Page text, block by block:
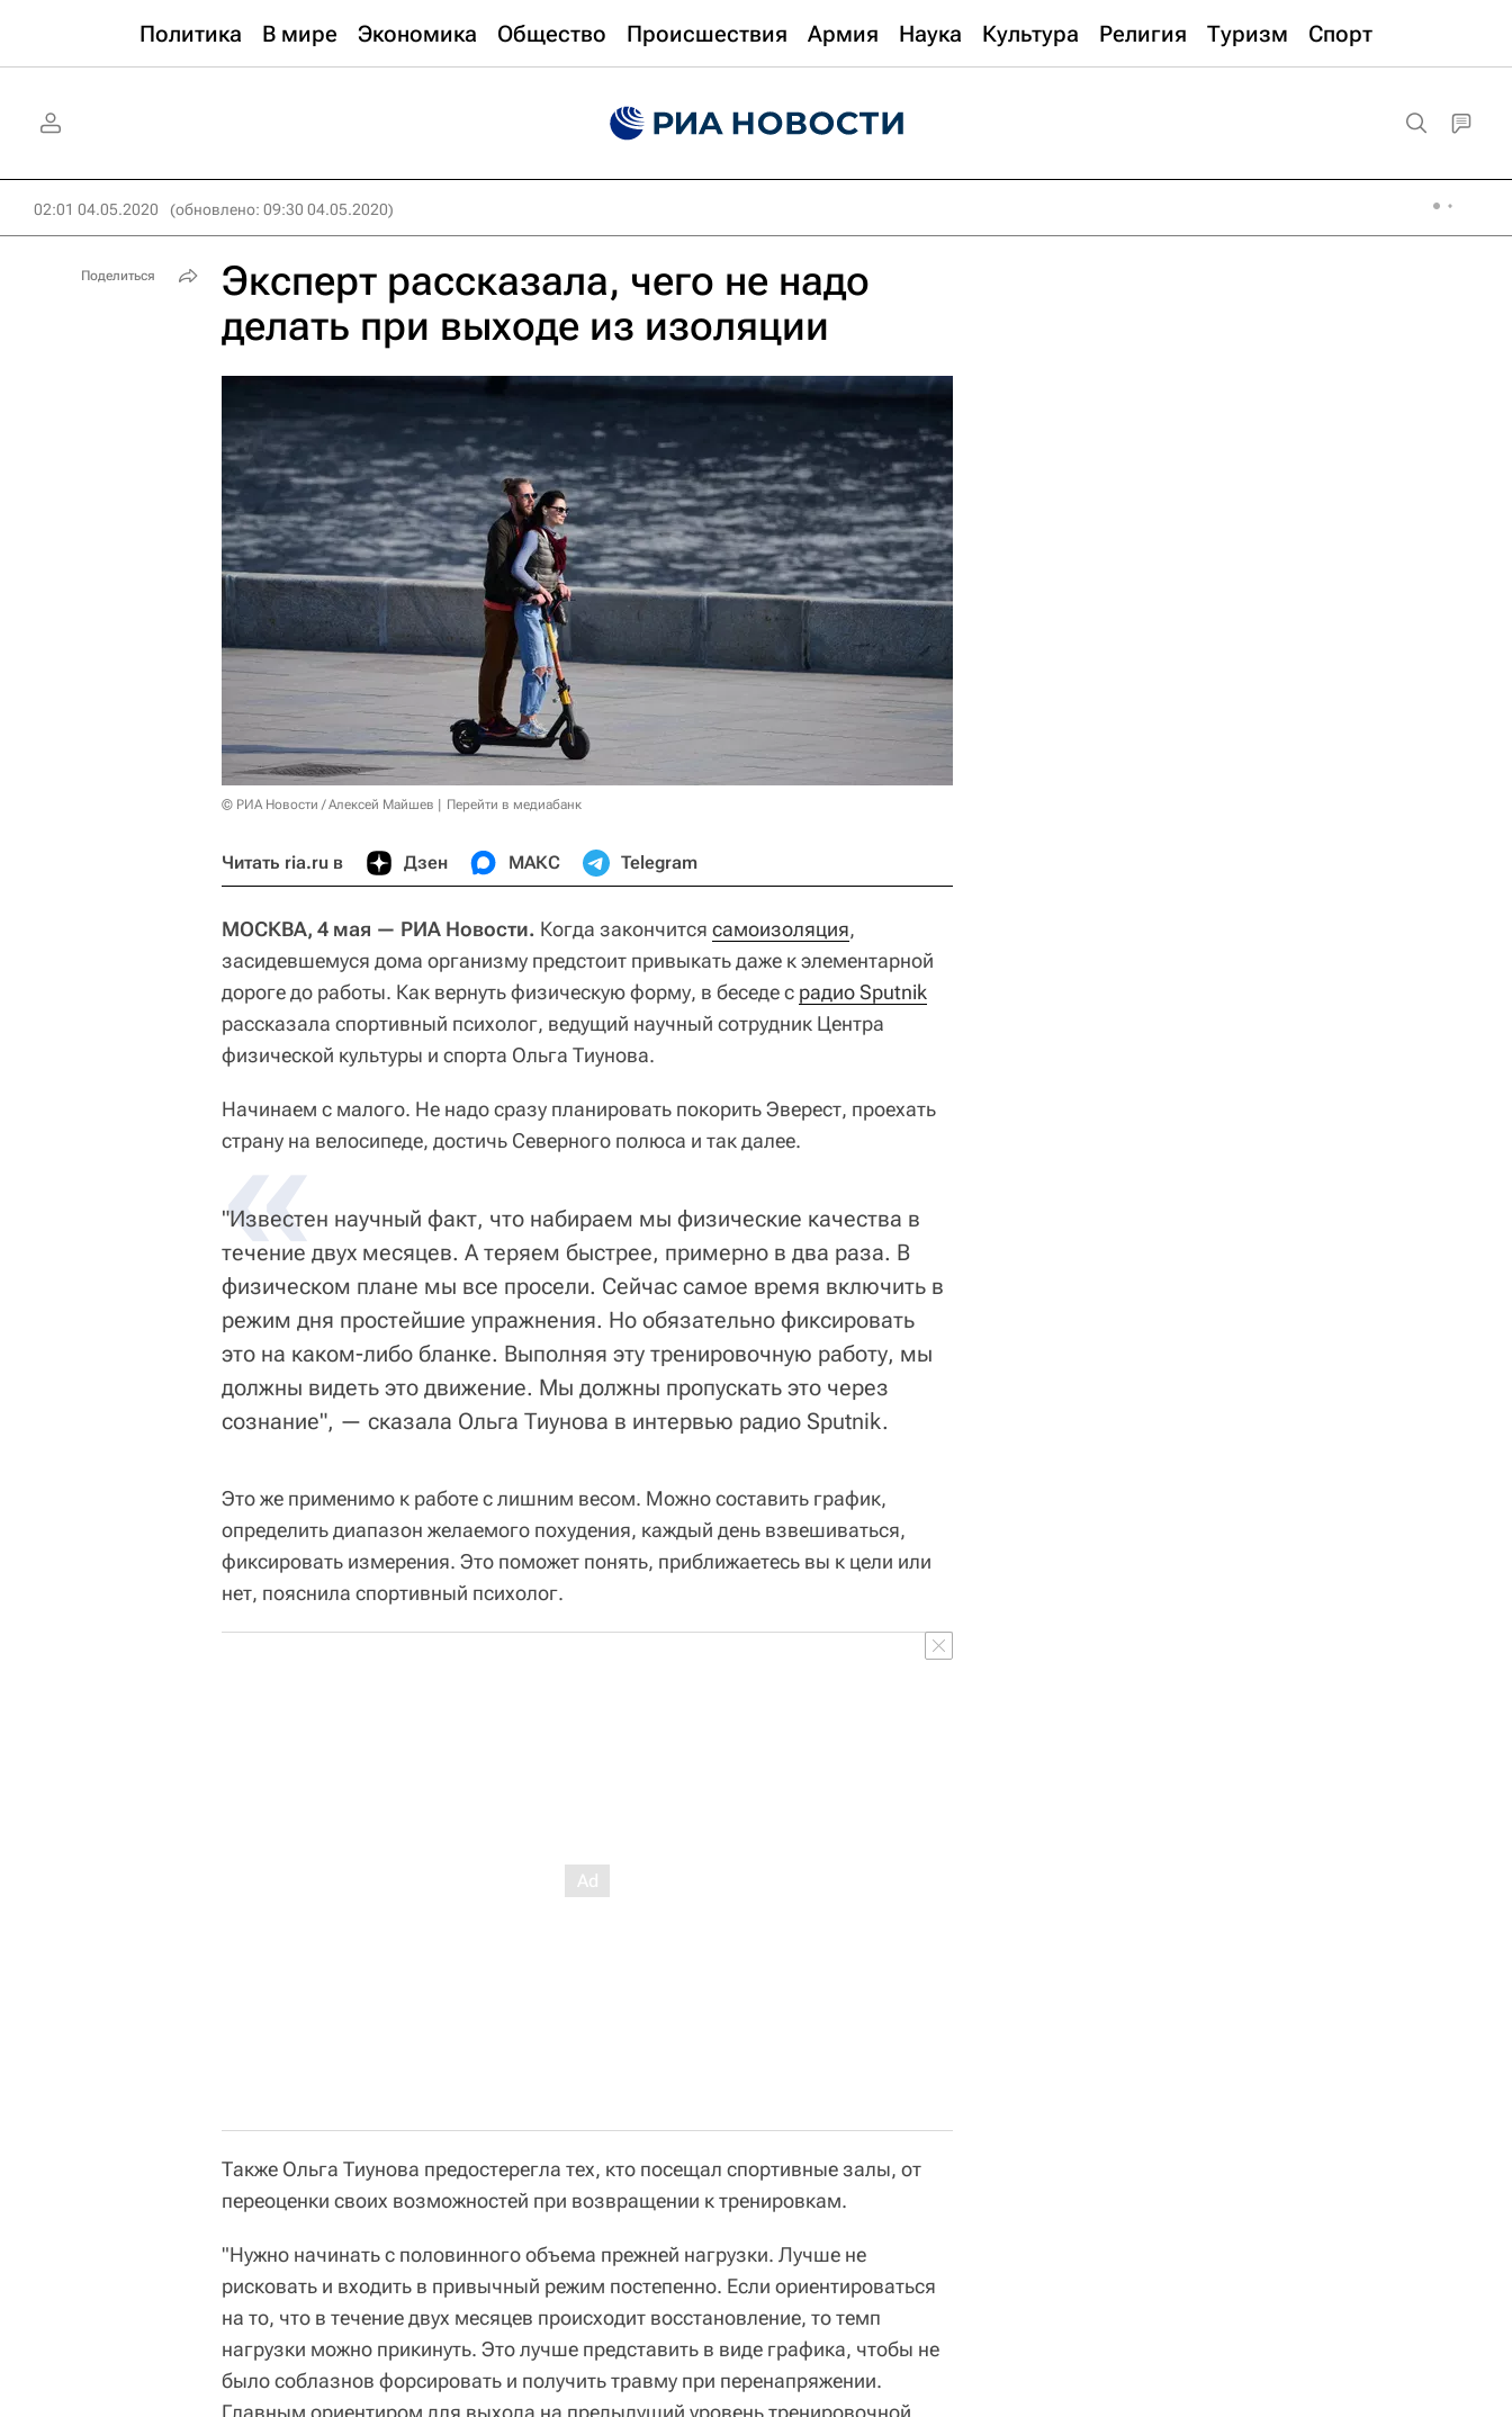
Политика В мире Экономика Общество Происшествия Армия Наука Культура Религия Туризм Спорт
02:01 04.05.2020 (обновлено: 09:30 04.05.2020)
Эксперт рассказала, чего не надо
делать при выходе из изоляции
© РИА Новости / Алексей Майшев Перейти в медиабанк
Читать ria.ru в Дзен МАКС Telegram
МОСКВА, 4 мая — РИА Новости. Когда закончится самоизоляция,
засидевшемуся дома организму предстоит привыкать даже к элементарной
дороге до работы. Как вернуть физическую форму, в беседе с радио Sputnik
рассказала спортивный психолог, ведущий научный сотрудник Центра
физической культуры и спорта Ольга Тиунова.
Начинаем с малого. Не надо сразу планировать покорить Эверест, проехать
страну на велосипеде, достичь Северного полюса и так далее.
«
"Известен научный факт, что набираем мы физические качества в
течение двух месяцев. А теряем быстрее, примерно в два раза. В
физическом плане мы все просели. Сейчас самое время включить в
режим дня простейшие упражнения. Но обязательно фиксировать
это на каком-либо бланке. Выполняя эту тренировочную работу, мы
должны видеть это движение. Мы должны пропускать это через
сознание", — сказала Ольга Тиунова в интервью радио Sputnik.
Это же применимо к работе с лишним весом. Можно составить график,
определить диапазон желаемого похудения, каждый день взвешиваться,
фиксировать измерения. Это поможет понять, приближаетесь вы к цели или
нет, пояснила спортивный психолог.
Также Ольга Тиунова предостерегла тех, кто посещал спортивные залы, от
переоценки своих возможностей при возвращении к тренировкам.
"Нужно начинать с половинного объема прежней нагрузки. Лучше не
рисковать и входить в привычный режим постепенно. Если ориентироваться
на то, что в течение двух месяцев происходит восстановление, то темп
нагрузки можно прикинуть. Это лучше представить в виде графика, чтобы не
было соблазнов форсировать и получить травму при перенапряжении.
Главным ориентиром для выхода на предыдущий уровень тренировочной
Поделиться